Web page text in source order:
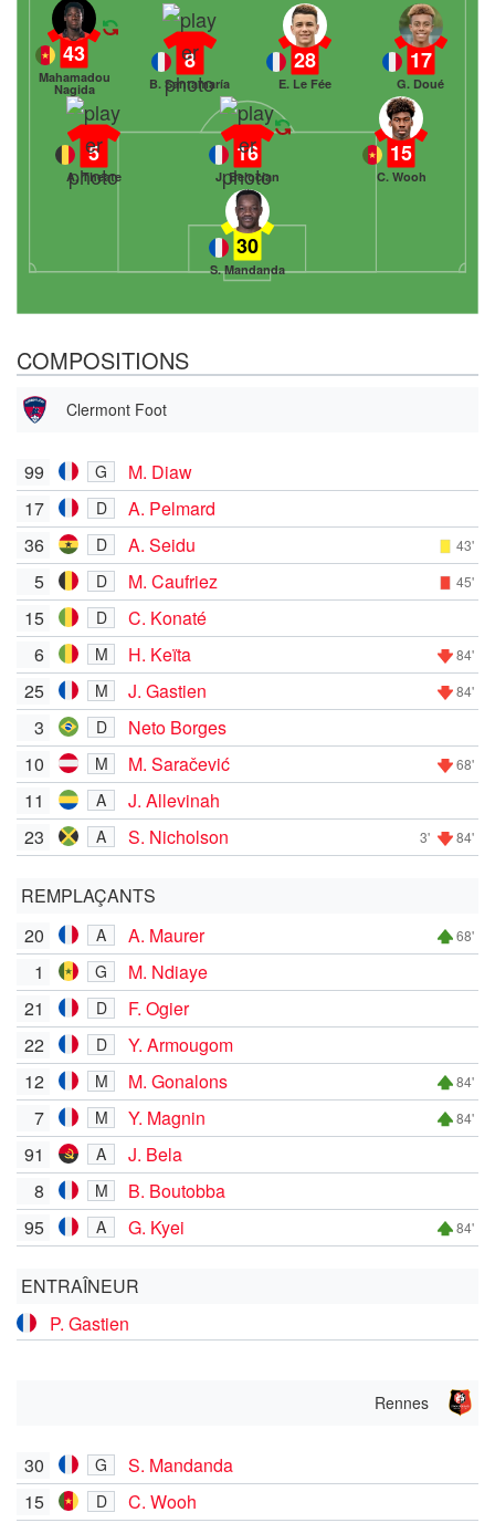
30
S. Mandanda
5
A. Theate
16
J. Belocian
15
C. Wooh
43
Mahamadou
Nagida
8
B. Santamaría
28
E. Le Fée
17
G. Doué
COMPOSITIONS
Clermont Foot
99 G
M. Diaw
17
D
A. Pelmard
36
D A. Seidu 43'
5 D M. Caufriez 45'
15 D
C. Konaté
6
M H. Keïta 84'
25 M J. Gastien 84'
3 D
Neto Borges
10
M M. Saračević 68'
11 A
J. Allevinah
23
A S. Nicholson 3' 84'
REMPLAÇANTS
20
A A. Maurer 68'
1 G
M. Ndiaye
21
D
F. Ogier
22
D
Y. Armougom
12
M M. Gonalons 84'
7 M Y. Magnin 84'
91 A
J. Bela
8
M
B. Boutobba
95
A G. Kyei 84'
ENTRAÎNEUR
P. Gastien
Rennes
30 G
S. Mandanda
15
D
C. Wooh